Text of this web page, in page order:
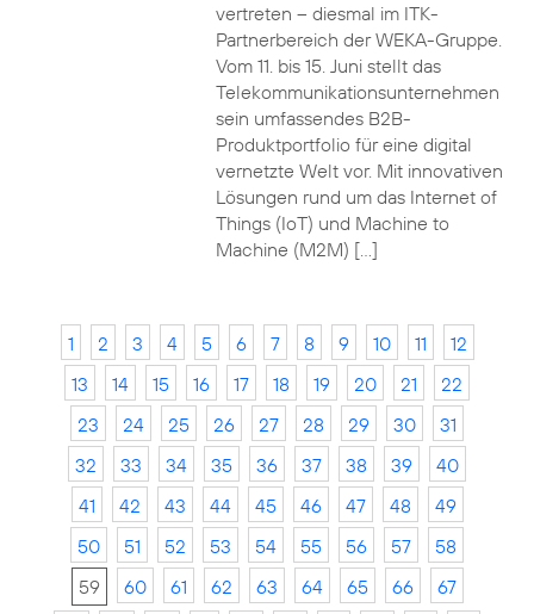
vertreten – diesmal im ITK-
Partnerbereich der WEKA-Gruppe.
Vom 11. bis 15. Juni stellt das
Telekommunikationsunternehmen
sein umfassendes B2B-
Produktportfolio für eine digital
vernetzte Welt vor. Mit innovativen
Lösungen rund um das Internet of
Things (IoT) und Machine to
Machine (M2M) […]
1 2 3 4 5 6 7 8 9 10 11
12
13
14 15 16 17 18 19 20 21
22
23
24 25 26 27 28 29 30
31
32
33 34 35 36 37 38 39
40
41
42 43 44 45 46 47 48
49
50
51 52 53 54 55 56 57
58
59
60 61 62 63 64 65 66
67